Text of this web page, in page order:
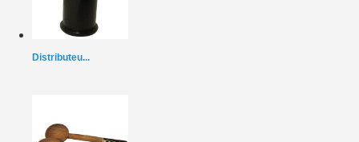
Distributeu...